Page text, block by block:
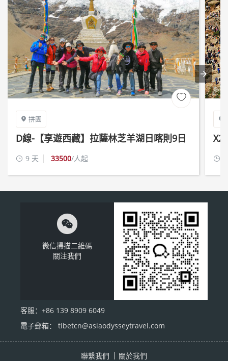

 拼團
D線-【享遊西藏】拉薩林芝羊湖日喀則9日
 9 天 33500/人起

X2


微信掃描二維碼
關注我們
客服：+86 139 8909 6049
電子郵箱： tibetcn@asiaodysseytravel.com
聯繫我們 關於我們